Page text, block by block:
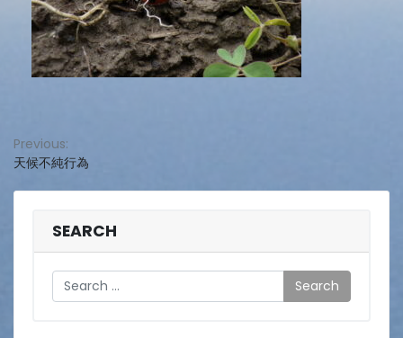
投
稿
Previous:
天候不純行為
SEARCH
Search